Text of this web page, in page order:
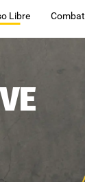
Libre Combat